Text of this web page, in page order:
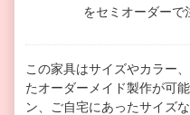
をセミオーダーで
この家具はサイズやカラー
たオーダーメイド製作が可
ン、ご自宅にあったサイズ